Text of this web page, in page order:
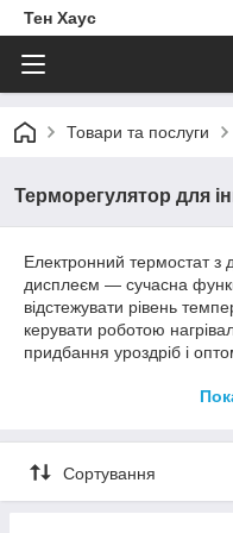
Тен Хаус
Товари та послуги
Терморегулятор для
Електронний термостат з
дисплеєм — сучасна
відстежувати рівень
керувати роботою
придбання уроздріб і
створювати оптимальні
Цифрові
Сортування